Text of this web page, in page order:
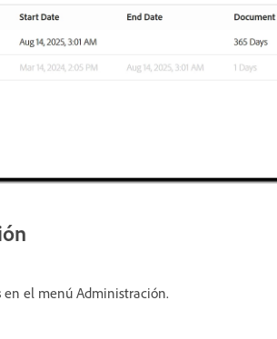
en el menú Administración.